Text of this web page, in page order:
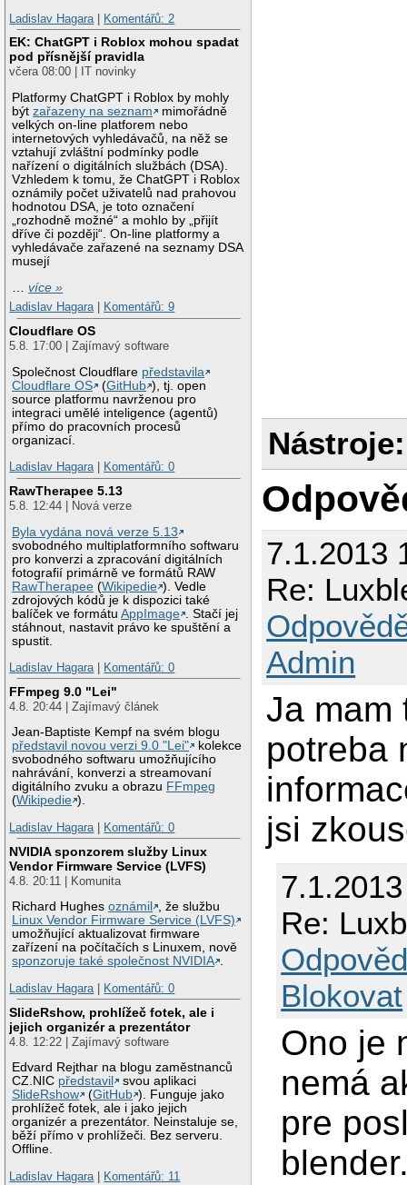
Ladislav Hagara
Komentářů: 2
EK: ChatGPT i Roblox mohou spadat
pod přísnější pravidla
včera 08:00 | IT novinky
Platformy ChatGPT i Roblox by mohly
býtzařazeny na seznam
mimořádně
velkých on-line platforem nebo
internetových vyhledávačů, na něž se
vztahují zvláštní podmínky podle
nařízení o digitálních službách (DSA).
Vzhledem k tomu, že ChatGPT i Roblox
oznámily počet uživatelů nad prahovou
hodnotou DSA, je toto označení
„rozhodně možné“ a mohlo by „přijít
dříve či později“. On-line platformy a
vyhledávače zařazené na seznamy DSA
musejí
…více »
Ladislav Hagara| Komentářů: 9
Cloudflare OS
5.8. 17:00 | Zajímavý software
Společnost Cloudflare představila
Cloudflare OS
(GitHub ), tj. open
source platformu navrženou pro
integraci umělé inteligence (agentů)
přímo do pracovních procesů
organizací.
Ladislav Hagara| Komentářů: 0
RawTherapee 5.13
5.8. 12:44 | Nová verze
Byla vydána nová verze 5.13
svobodného multiplatformního softwaru
pro konverzi a zpracování digitálních
fotografií primárně ve formátů RAW
RawTherapee (Wikipedie ). Vedle
zdrojových kódů je k dispozici také
balíček ve formátuAppImage
. Stačí jej
stáhnout, nastavit právo ke spuštění a
spustit.
Ladislav Hagara| Komentářů: 0
FFmpeg 9.0 "Lei"
4.8. 20:44 | Zajímavý článek
Jean-Baptiste Kempf na svém blogu
představil novou verzi 9.0 "Lei"
kolekce
svobodného softwaru umožňujícího
nahrávání, konverzi a streamovaní
digitálního zvuku a obrazu FFmpeg
(Wikipedie ).
Ladislav Hagara| Komentářů: 0
NVIDIA sponzorem služby Linux
Vendor Firmware Service (LVFS)
4.8. 20:11 | Komunita
Richard Hughesoznámil
, že službu
Linux Vendor Firmware Service (LVFS)
umožňující aktualizovat firmware
zařízení na počítačích s Linuxem, nově
sponzoruje také společnost NVIDIA .
Ladislav Hagara| Komentářů: 0
SlideRshow, prohlížeč fotek, ale i
jejich organizér a prezentátor
4.8. 12:22 | Zajímavý software
Edvard Rejthar na blogu zaměstnanců
CZ.NIC představil
svou aplikaci
SlideRshow
(GitHub ). Funguje jako
prohlížeč fotek, ale i jako jejich
organizér a prezentátor. Neinstaluje se,
běží přímo v prohlížeči. Bez serveru.
Offline.
Ladislav Hagara| Komentářů: 11
Nástroje:
7.1.2013
Re:
Admin
Ja mam
potreba
jsi
Re:
Blokovat
Ono je
nemá
pre